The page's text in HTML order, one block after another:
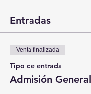
Entradas
Venta finalizada
Tipo de entrada
Admisión General